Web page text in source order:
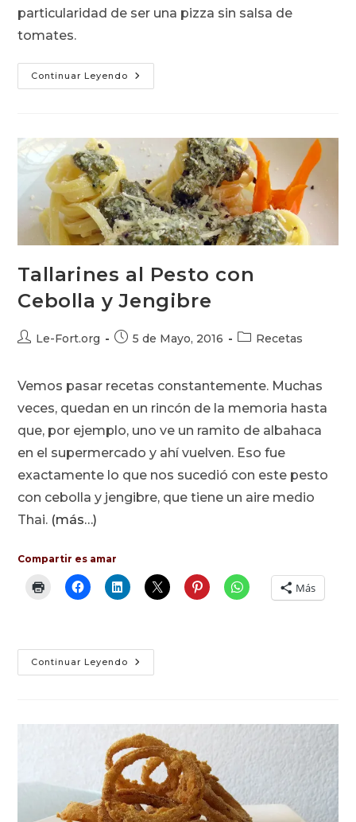
particularidad de ser una pizza sin salsa de
tomates.
Continuar Leyendo Fugazza
Argentina
Tallarines al Pesto con
Cebolla y Jengibre
Autor
entrada:
Le-Fort.org
Publicación
entrada:
5 de Mayo, 2016
Categoría
entrada:
Recetas
Vemos pasar recetas constantemente. Muchas
veces, quedan en un rincón de la memoria hasta
que, por ejemplo, uno ve un ramito de albahaca
en el supermercado y ahí vuelven. Eso fue
exactamente lo que nos sucedió con este pesto
con cebolla y jengibre, que tiene un aire medio
Thai. (más…)
Compartir es amar
Más
Continuar Leyendo Tallarines
Al
Jengibre